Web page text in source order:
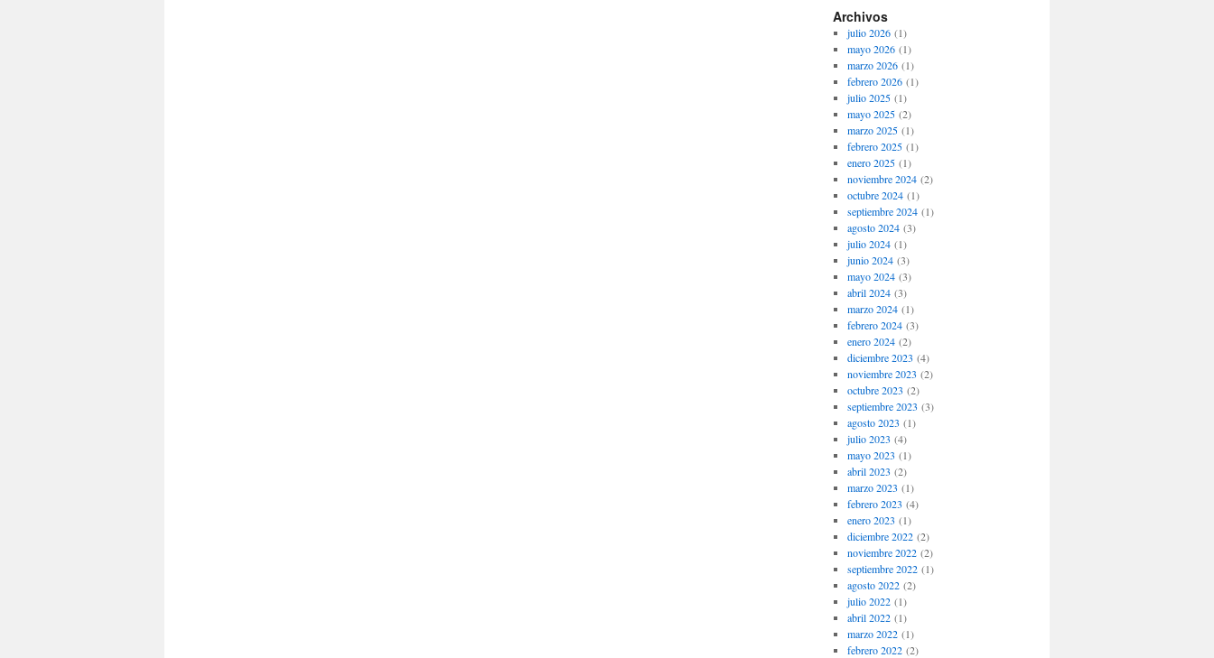
Archivos
julio 2026(1)
mayo 2026(1)
marzo 2026(1)
febrero 2026(1)
julio 2025(1)
mayo 2025(2)
marzo 2025(1)
febrero 2025(1)
enero 2025(1)
noviembre 2024(2)
octubre 2024(1)
septiembre 2024(1)
agosto 2024(3)
julio 2024(1)
junio 2024(3)
mayo 2024(3)
abril 2024(3)
marzo 2024(1)
febrero 2024(3)
enero 2024(2)
diciembre 2023 (4)
noviembre 2023 (2)
octubre 2023 (2)
septiembre 2023 (3)
agosto 2023 (1)
julio 2023 (4)
mayo 2023 (1)
abril 2023 (2)
marzo 2023 (1)
febrero 2023 (4)
enero 2023 (1)
diciembre 2022(2)
noviembre 2022(2)
septiembre 2022(1)
agosto 2022(2)
julio 2022(1)
abril 2022(1)
marzo 2022(1)
febrero 2022(2)